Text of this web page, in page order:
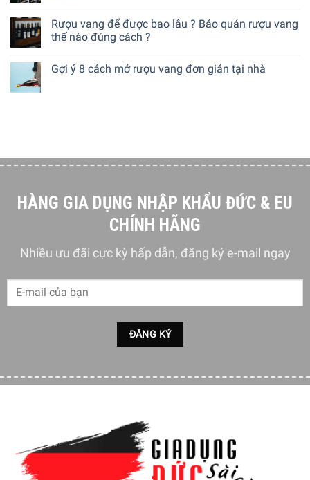
Rượu vang để được bao lâu ? Bảo quản rượu vang
thế nào đúng cách ?
Gợi ý 8 cách mở rượu vang đơn giản tại nhà
HÀNG GIA DỤNG NHẬP KHẨU ĐỨC & EU
CHÍNH HÃNG
Nhiều ưu đãi cực kỳ hấp dẫn, đăng ký e-mail ngay